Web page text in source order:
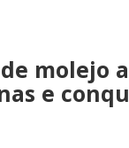
molejo
e